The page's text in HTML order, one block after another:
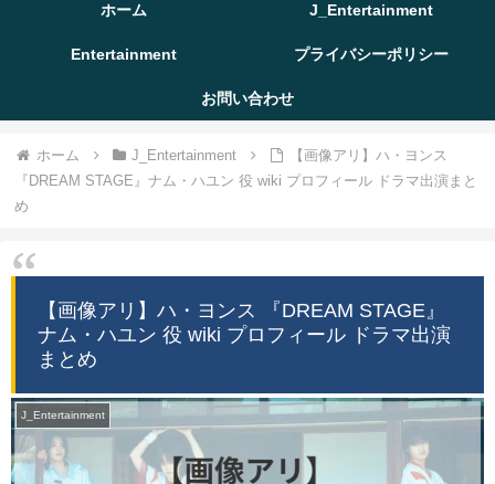
ホーム J_Entertainment
Entertainment プライバシーポリシー
お問い合わせ
ホーム J_Entertainment
【画像アリ】ハ・ヨンス
『DREAM STAGE』ナム・ハユン 役 wiki プロフィール ドラマ出演まと
め
【画像アリ】ハ・ヨンス 『DREAM STAGE』
ナム・ハユン 役 wiki プロフィール ドラマ出演
まとめ
J_Entertainment